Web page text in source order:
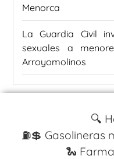
Menorca
La Guardia Civil
sexuales a
Arroyomolinos
🔍
⛽️💲
🐍